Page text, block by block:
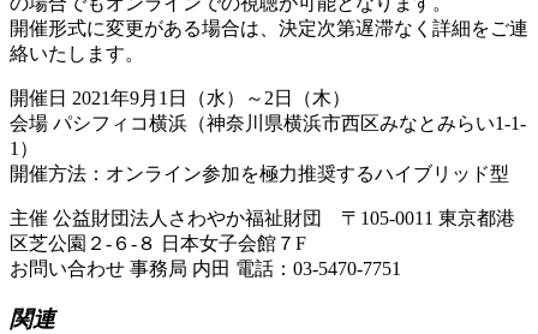
開催形式に変更がある場合は、決定次第遅滞なく詳細をご連
絡いたします。
開催日 2021年9月1日（水）～2日（木）
会場 パシフィコ横浜（神奈川県横浜市西区みなとみらい1-1-
1）
開催方法：オンライン参加を極力推奨するハイブリッド型
主催 公益財団法人さわやか福祉財団 〒105-0011 東京都港
区芝公園２-６-８ 日本女子会館７F
お問い合わせ 事務局 内田 電話：03-5470-7751
関連